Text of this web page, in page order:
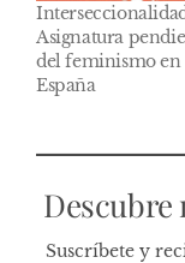
Asignatura
del feminismo en
España
Descubre
Suscríbete y